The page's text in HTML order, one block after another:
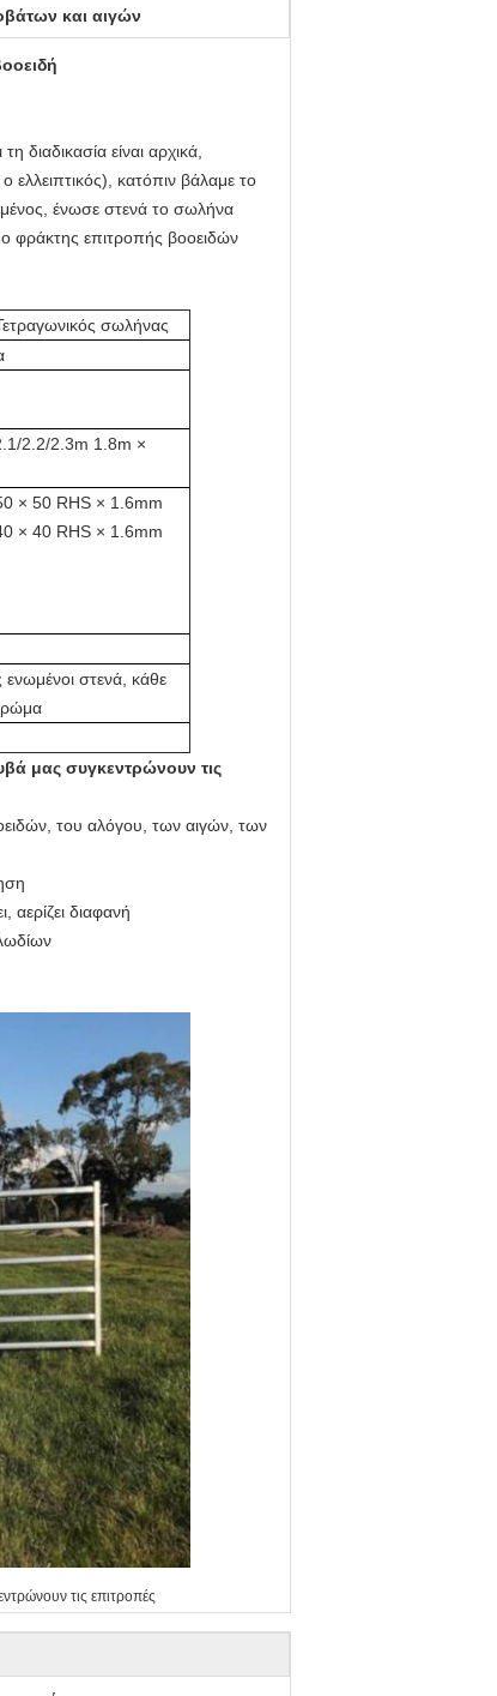
και αιγών
διαδικασία είναι αρχικά,
κατόπιν βάλαμε το
ένωσε στενά το σωλήνα
φράκτης επιτροπής βοοειδών
σωλήνας
2.2/2.3m 1.8m ×
× 50 RHS × 1.6mm
× 40 RHS × 1.6mm
ενωμένοι στενά, κάθε
μας συγκεντρώνουν τις
του αλόγου, των αιγών, των
αερίζει διαφανή
τις επιτροπές